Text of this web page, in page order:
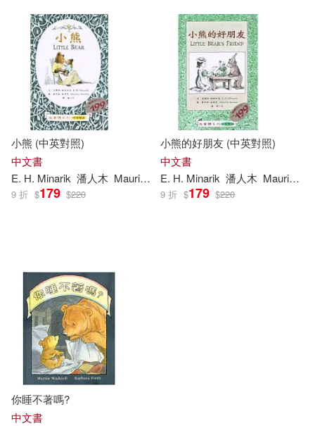
小熊 (中英對照)
中文書
E. H. Minarik 潘人木 Maurice Sendak
9 折 $179 $220
小熊的好朋友 (中英對照)
中文書
E. H. Minarik 潘人木 Maurice Sendak
9 折 $179 $220
你睡不著嗎?
中文書